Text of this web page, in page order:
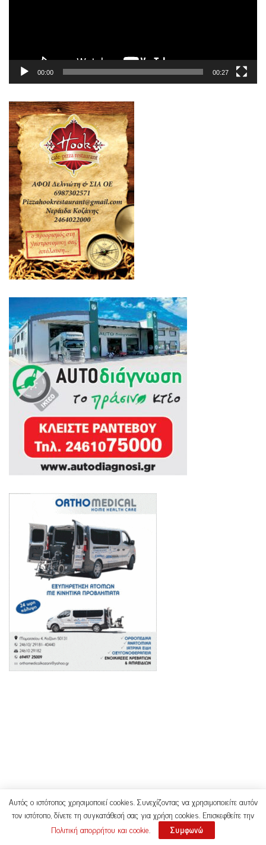
00:00 00:27
Αυτός ο ιστότοπος χρησιμοποιεί cookies. Συνεχίζοντας να χρησιμοποιείτε αυτόν
τον ιστότοπο, δίνετε τη συγκατάθεσή σας για χρήση cookies. Επισκεφθείτε την
Πολιτική απορρήτου και cookie. Συμφωνώ